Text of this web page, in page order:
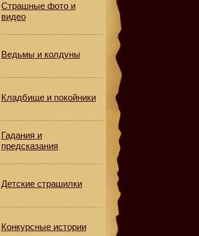
Страшные фото и
видео
Ведьмы и колдуны
Кладбище и покойники
Гадания и
предсказания
Детские страшилки
Конкурсные истории